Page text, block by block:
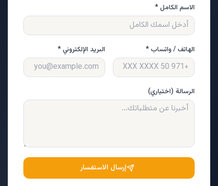
الاسم الكامل *
الهاتف / واتساب * البريد الإلكتروني *
الرسالة (اختياري)
إرسال الاستفسار